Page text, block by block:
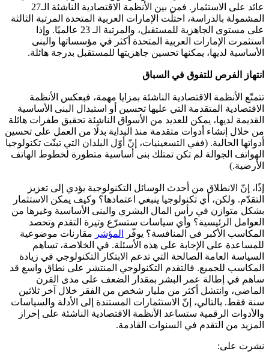
عائد على الاستثمار. فمن بين الأنظمة الاقتصادية الناشئة الـ27
المشمولة بالدراسة، احتلّت الإمارات العربية المتحدة المرتبة الثالثة
على مستوى الجاهزية للمستقبل، والمرتبة الـ 23 عالميًا. وإذا
استثمرت الإمارات العربية المتحدة أكثر في مؤسساتها والبنى
الأساسية لديها، يمكنها تحسين جاهزيتها للمستقبل بدرجة هائلة.
انتهاز الفرص للتفوق في السباق
تتمتّع الأنظمة الاقتصادية الناشئة بمزايا مهمة، فبعكس الأنظمة
الاقتصادية المتقدمة التي عليها تحسين أو استبدال البنى الأساسية
القديمة لديها، يمكن للعديد من الأسواق الناشئة تحقيق طفرات هائلة
من خلال إنشاء أدوات متقدمة منذ البداية بدلًا من العمل على تحسين
أدواتها الحالية. (ففي التسعينيات، إنّ أوّل البلدان التي تبنّت تكنولوجيا
الهواتف الجوالة لم تكن تمتلك بنى أساسية متطورة لخطوط الهاتف
الأرضية.)
إذًا، إنّ الانطلاق من أحدث الوسائل التكنولوجية يؤدي إلى تعزيز
التقدّم. ولكن، أي تكنولوجيا ينبغي اعتمادها؟ وكيف يمكن الاستثمار
بشكل متوازن في رأس المال البشري والبنى الأساسية وغيرها من
العوامل الرئيسية؟ وأي سياسات ستسرّع وتيرة التقدم وتحصد
المكاسب الأكبر في المنافسة؟ يوفّر
المؤشر مقارنات موضوعية
للمساعدة على الإجابة على هذه الأسئلة. في الخلاصة، تساهم
السياسة العامة الصالحة التي تدعم الابتكار التكنولوجي في زيادة
المكاسب للجميع. فالتقدم التكنولوجي المنتشر على نطاق واسع قد
ساهم في إطالة عمر البشر بمقدار الضعف على مدى القرن
الماضي، وانتشل أكثر من مليار شخص من الفقر خلال آخر ثلاثين
سنة فقط. بالتالي، إنّ الاستثمارات المستندة إلى الأدلة والسياسات
والأدوات الرقمية ستساعد الأنظمة الاقتصادية الناشئة على إحراز
المزيد من التقدم في السنوات القادمة.
نشرت على: